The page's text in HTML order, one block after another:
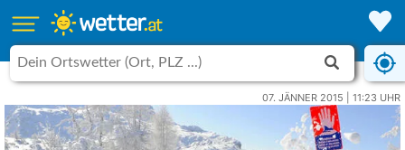
07. JÄNNER 2015 | 11:23 UHR